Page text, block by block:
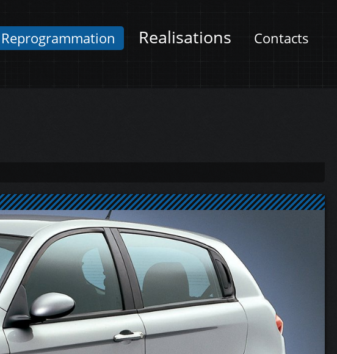
Reprogrammation Realisations Contacts